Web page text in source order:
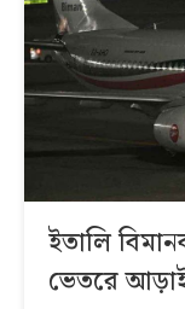
ইতালি
ভেতরে আড়াই